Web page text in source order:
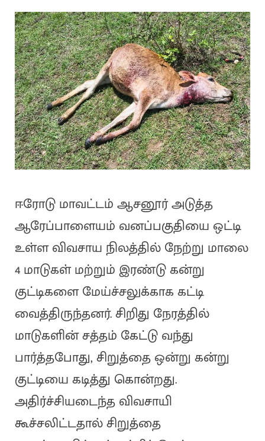
ஈரோடு மாவட்டம் ஆசனூர் அடுத்த
ஆரேப்பாளையம் வனப்பகுதியை ஒட்டி
உள்ள விவசாய நிலத்தில் நேற்று மாலை
4 மாடுகள் மற்றும் இரண்டு கன்று
குட்டிகளை மேய்ச்சலுக்காக கட்டி
வைத்திருந்தனர். சிறிது நேரத்தில்
மாடுகளின் சத்தம் கேட்டு வந்து
பார்த்தபோது, சிறுத்தை ஒன்று கன்று
குட்டியை கடித்து கொன்றது.
அதிர்ச்சியடைந்த விவசாயி
கூச்சலிட்டதால் சிறுத்தை